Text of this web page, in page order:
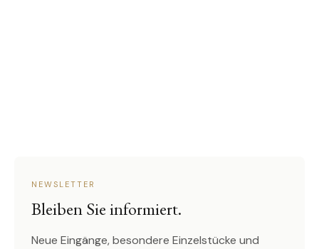
NEWSLETTER
Bleiben Sie informiert.
Neue Eingänge, besondere Einzelstücke und